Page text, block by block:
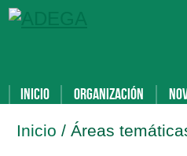
Inicio Organización
Inicio / Áreas